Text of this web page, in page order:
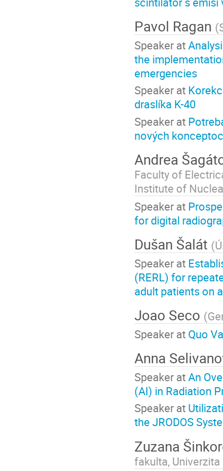
Pavol Ragan (
Speaker at
the
emergencies
Speaker at
draslíka K-40
Speaker at
nových
Andrea
Faculty of
Institute of
Speaker at
for digital
Dušan Šalát (
Speaker at
(RERL) for
adult patients on
Joao Seco (
Speaker at Quo
Anna
Speaker atAn
(AI) in Radiation
Speaker at
the JRODOS
Zuzana
fakulta, Univerzita